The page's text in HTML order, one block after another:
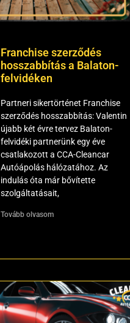
Franchise szerződés
hosszabbítás a Balaton-
felvidéken
Partneri sikertörténet Franchise
szerződés hosszabbítás: Valentin
újabb két évre tervez Balaton-
felvidéki partnerünk egy éve
csatlakozott a CCA-Cleancar
Autóápolás hálózatához. Az
indulás óta már bővítette
szolgáltatásait,
Tovább olvasom